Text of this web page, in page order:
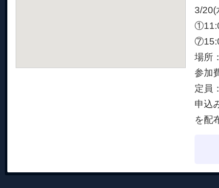
3/20(
場所
参加
定員
申込
を配